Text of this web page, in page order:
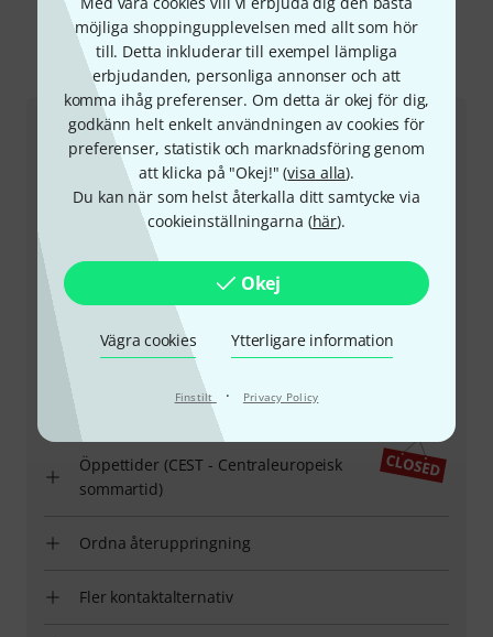
möjliga shoppingupplevelsen med allt som hör
till. Detta inkluderar till exempel lämpliga
erbjudanden, personliga annonser och att
komma ihåg preferenser. Om detta är okej för dig,
godkänn helt enkelt användningen av cookies för
preferenser, statistik och marknadsföring genom
att klicka på "Okej!" (visa alla).
Du kan när som helst återkalla ditt samtycke via
cookieinställningarna (här).
Okej
Vägra cookies Ytterligare information
Finstilt · Privacy Policy
Hur man kontaktar oss
Kundtjänst Sverige
+46-858097801
Vår kundtjänst är här för att hjälpa till med eventuella
frågor eller problem
Ha kundnumret i beredskap
Öppettider (CEST - Centraleuropeisk
sommartid)
Ordna återuppringning
Fler kontaktalternativ